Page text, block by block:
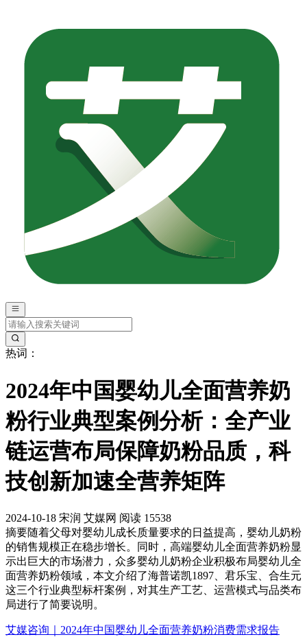
热词：
2024年中国婴幼儿全面营养奶
粉行业典型案例分析：全产业
链运营布局保障奶粉品质，科
技创新加速全营养矩阵
2024-10-18 宋润 艾媒网 阅读 15538
摘要随着父母对婴幼儿成长质量要求的日益提高，婴幼儿奶粉
的销售规模正在稳步增长。同时，高端婴幼儿全面营养奶粉显
示出巨大的市场潜力，众多婴幼儿奶粉企业积极布局婴幼儿全
面营养奶粉领域，本文介绍了海普诺凯1897、君乐宝、合生元
这三个行业典型标杆案例，对其生产工艺、运营模式与品类布
局进行了简要说明。
艾媒咨询｜2024年中国婴幼儿全面营养奶粉消费需求报告